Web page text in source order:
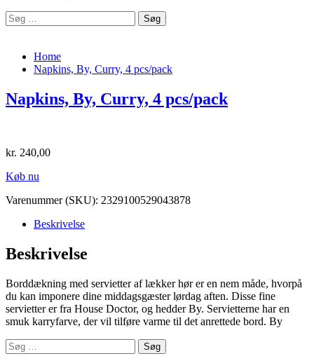
Søg
efter:
Home
Napkins, By, Curry, 4 pcs/pack
Napkins, By, Curry, 4 pcs/pack
kr. 240,00
Køb nu
Varenummer (SKU): 2329100529043878
Beskrivelse
Beskrivelse
Borddækning med servietter af lækker hør er en nem måde, hvorpå
du kan imponere dine middagsgæster lørdag aften. Disse fine
servietter er fra House Doctor, og hedder By. Servietterne har en
smuk karryfarve, der vil tilføre varme til det anrettede bord. By
Søg